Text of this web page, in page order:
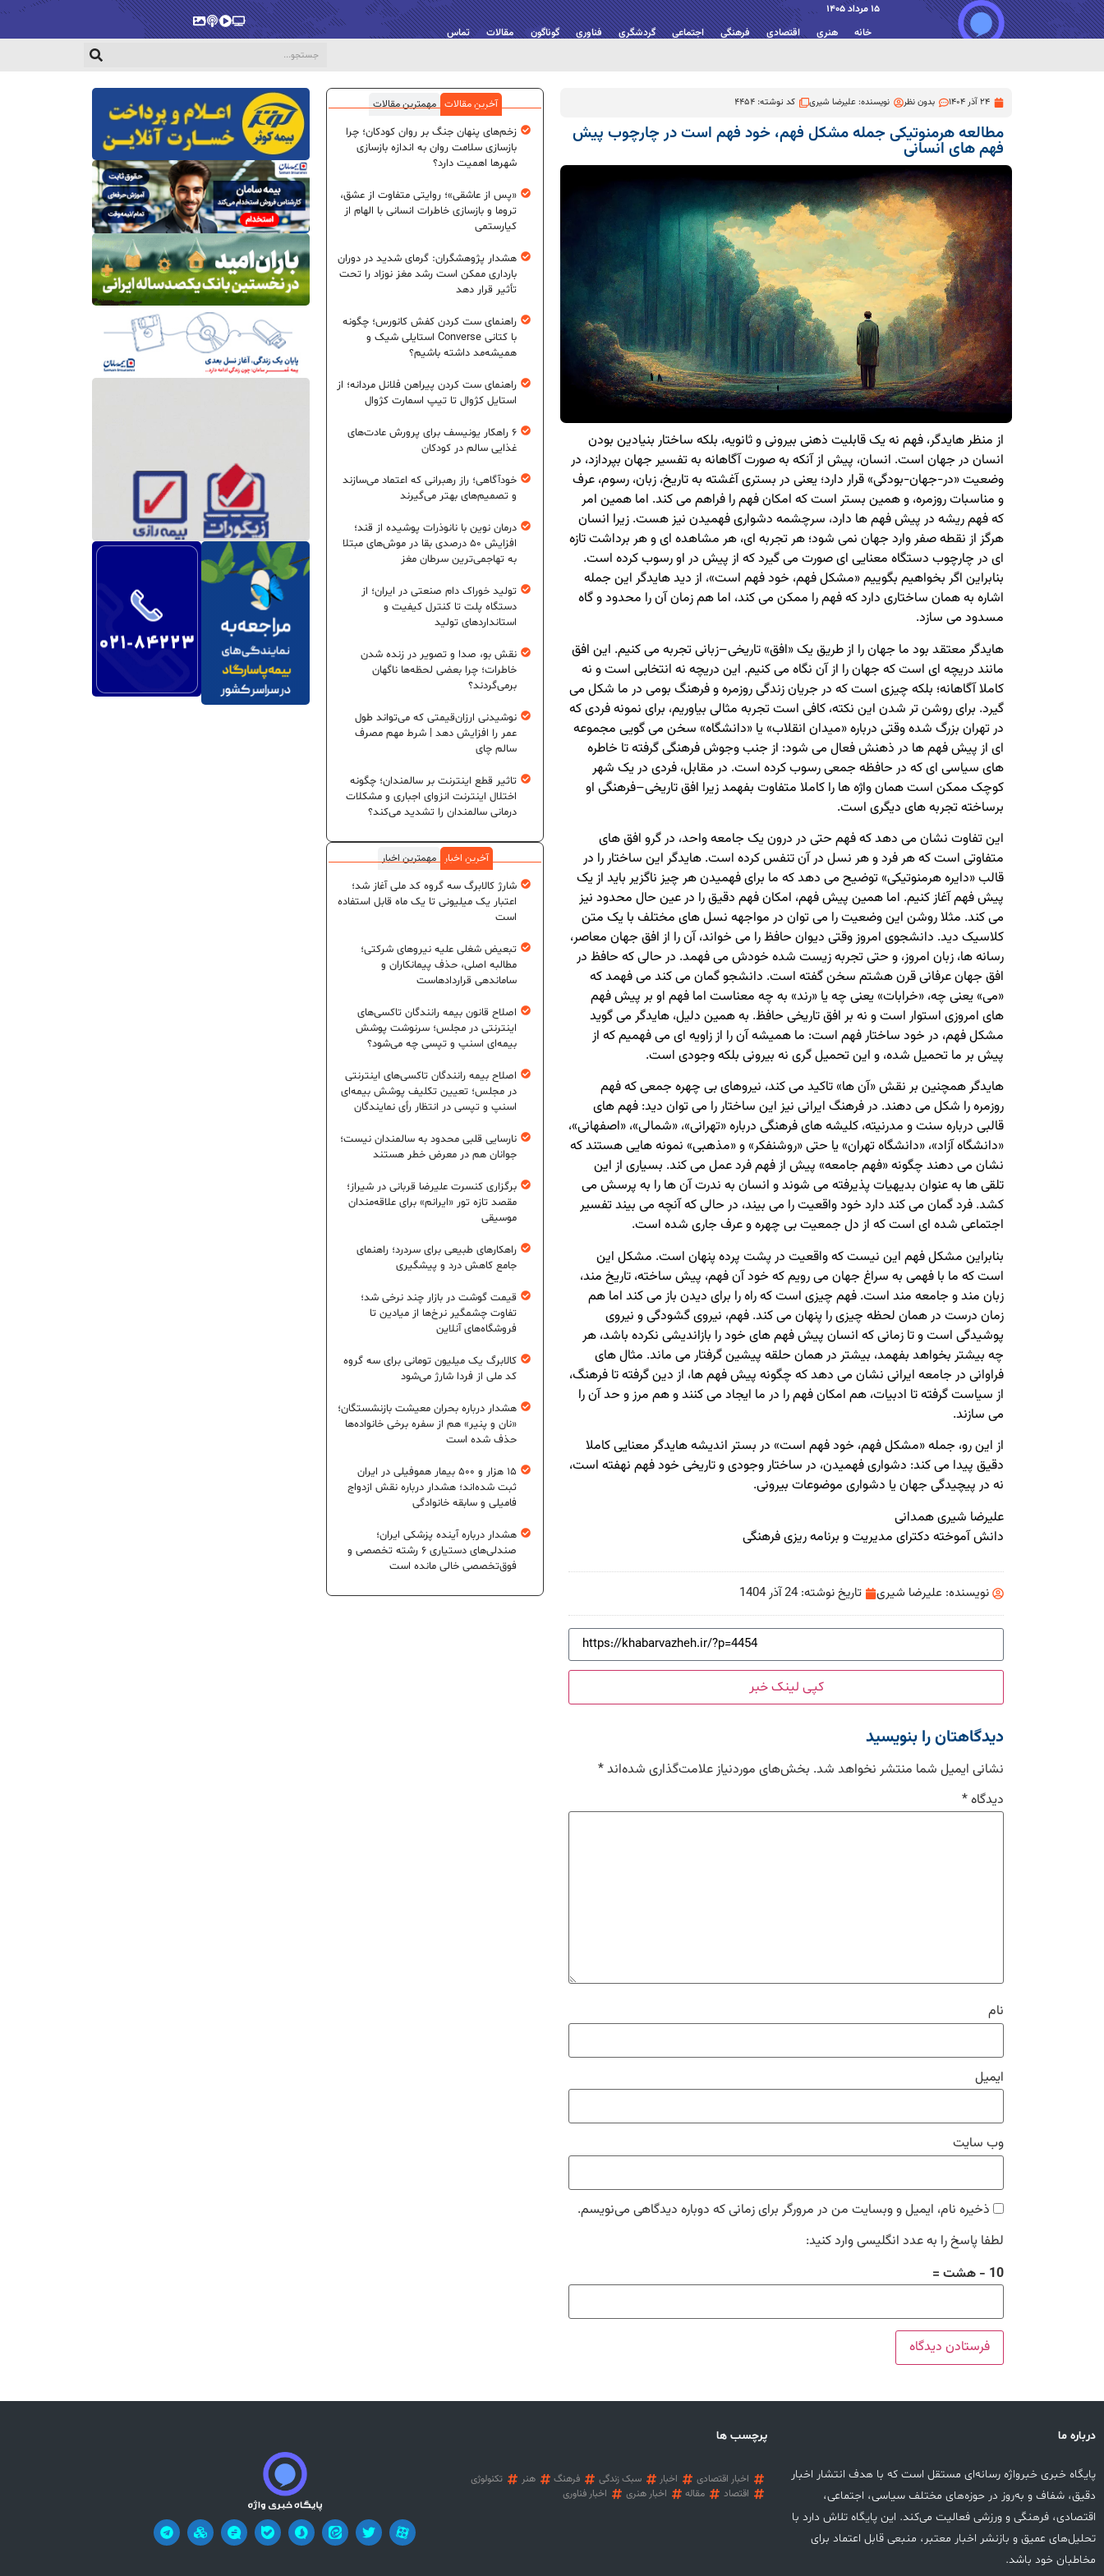
15 مرداد 1405
خانه هنری اقتصادی فرهنگی اجتماعی گردشگری فناوری گوناگون مقالات تماس
پخش‌زندهویدیو
پادکستگالری
24 آذر 1404 بدون نظر نویسنده:علیرضا شیری کد نوشته: 4454
مطالعه هرمنوتیکی جمله مشکل فهم، خود فهم است در چارچوب پیش
فهم های انسانی
از منظر هایدگر، فهم نه یک قابلیت ذهنی بیرونی و ثانویه، بلکه ساختار بنیادین بودن
انسان در جهان است. انسان، پیش از آنکه به صورت آگاهانه به تفسیر جهان بپردازد، در
وضعیت «در-جهان-بودگی» قرار دارد؛ یعنی در بستری آغشته به تاریخ، زبان، رسوم، عرف
و مناسبات روزمره، و همین بستر است که امکان فهم را فراهم می کند. اما همین امر
که فهم ریشه در پیش فهم ها دارد، سرچشمه دشواری فهمیدن نیز هست. زیرا انسان
هرگز از نقطه صفر وارد جهان نمی شود؛ هر تجربه ای، هر مشاهده ای و هر برداشت تازه
ای در چارچوب دستگاه معنایی ای صورت می گیرد که از پیش در او رسوب کرده است.
بنابراین اگر بخواهیم بگوییم «مشکل فهم، خود فهم است»، از دید هایدگر این جمله
اشاره به همان ساختاری دارد که فهم را ممکن می کند، اما هم زمان آن را محدود و گاه
مسدود می سازد.
هایدگر معتقد بود ما جهان را از طریق یک «افق» تاریخی–زبانی تجربه می کنیم. این افق
مانند دریچه ای است که جهان را از آن نگاه می کنیم. این دریچه نه انتخابی است و نه
کاملا آگاهانه؛ بلکه چیزی است که در جریان زندگی روزمره و فرهنگ بومی در ما شکل می
گیرد. برای روشن تر شدن این نکته، کافی است تجربه مثالی بیاوریم، برای نمونه فردی که
در تهران بزرگ شده وقتی درباره «میدان انقلاب» یا «دانشگاه» سخن می گویی مجموعه
ای از پیش فهم ها در ذهنش فعال می شود: از جنب وجوش فرهنگی گرفته تا خاطره
های سیاسی ای که در حافظه جمعی رسوب کرده است. در مقابل، فردی در یک شهر
کوچک ممکن است همان واژه ها را کاملا متفاوت بفهمد زیرا افق تاریخی–فرهنگی او
برساخته تجربه های دیگری است.
این تفاوت نشان می دهد که فهم حتی در درون یک جامعه واحد، در گرو افق های
متفاوتی است که هر فرد و هر نسل در آن تنفس کرده است. هایدگر این ساختار را در
قالب «دایره هرمنوتیکی» توضیح می دهد که ما برای فهمیدن هر چیز ناگزیر باید از یک
پیش فهم آغاز کنیم. اما همین پیش فهم، امکان فهم دقیق را در عین حال محدود نیز
می کند. مثلا روشن این وضعیت را می توان در مواجهه نسل های مختلف با یک متن
کلاسیک دید. دانشجوی امروز وقتی دیوان حافظ را می خواند، آن را از افق جهان معاصر،
رسانه ها، زبان امروز، و حتی تجربه زیست شده خودش می فهمد. در حالی که حافظ در
افق جهان عرفانی قرن هشتم سخن گفته است. دانشجو گمان می کند می فهمد که
«می» یعنی چه، «خرابات» یعنی چه یا «رند» به چه معناست اما فهم او بر پیش فهم
های امروزی استوار است و نه بر افق تاریخی حافظ. به همین دلیل، هایدگر می گوید
مشکل فهم، در خود ساختار فهم است: ما همیشه آن را از زاویه ای می فهمیم که از
پیش بر ما تحمیل شده، و این تحمیل گری نه بیرونی بلکه وجودی است.
هایدگر همچنین بر نقش «آن ها» تاکید می کند، نیروهای بی چهره جمعی که فهم
روزمره را شکل می دهند. در فرهنگ ایرانی نیز این ساختار را می توان دید: فهم های
قالبی درباره سنت و مدرنیته، کلیشه های فرهنگی درباره «تهرانی»، «شمالی»، «اصفهانی»،
«دانشگاه آزاد»، «دانشگاه تهران» یا حتی «روشنفکر» و «مذهبی» نمونه هایی هستند که
نشان می دهند چگونه «فهم جامعه» پیش از فهم فرد عمل می کند. بسیاری از این
تلقی ها به عنوان بدیهیات پذیرفته می شوند و انسان به ندرت آن ها را به پرسش می
کشد. فرد گمان می کند دارد خود واقعیت را می بیند، در حالی که آنچه می بیند تفسیر
اجتماعی شده ای است که از دل جمعیت بی چهره و عرف جاری شده است.
بنابراین مشکل فهم این نیست که واقعیت در پشت پرده پنهان است. مشکل این
است که ما با فهمی به سراغ جهان می رویم که خود آن فهم، پیش ساخته، تاریخ مند،
زبان مند و جامعه مند است. فهم چیزی است که راه را برای دیدن باز می کند اما هم
زمان درست در همان لحظه چیزی را پنهان می کند. فهم، نیروی گشودگی و نیروی
پوشیدگی است و تا زمانی که انسان پیش فهم های خود را بازاندیشی نکرده باشد، هر
چه بیشتر بخواهد بفهمد، بیشتر در همان حلقه پیشین گرفتار می ماند. مثال های
فراوانی در جامعه ایرانی نشان می دهد که چگونه پیش فهم ها، از دین گرفته تا فرهنگ،
از سیاست گرفته تا ادبیات، هم امکان فهم را در ما ایجاد می کنند و هم مرز و حد آن را
می سازند.
از این رو، جمله «مشکل فهم، خود فهم است» در بستر اندیشه هایدگر معنایی کاملا
دقیق پیدا می کند: دشواری فهمیدن، در ساختار وجودی و تاریخی خود فهم نهفته است،
نه در پیچیدگی جهان یا دشواری موضوعات بیرونی.
علیرضا شیری همدانی
دانش آموخته دکترای مدیریت و برنامه ریزی فرهنگی
نویسنده: علیرضا شیری تاریخ نوشته: 24 آذر 1404
کپی لینک خبر
دیدگاهتان را بنویسید
نشانی ایمیل شما منتشر نخواهد شد. بخش‌های موردنیاز علامت‌گذاری شده‌اند*
دیدگاه*
نام
ایمیل
وب‌ سایت
ذخیره نام، ایمیل و وبسایت من در مرورگر برای زمانی که دوباره دیدگاهی می‌نویسم.
لطفا پاسخ را به عدد انگلیسی وارد کنید:
10 − هشت =
آخرین مقالات مهمترین مقالات
زخم‌های پنهان جنگ بر روان کودکان؛ چرا
بازسازی سلامت روان به اندازه بازسازی
شهرها اهمیت دارد؟
«پس از عاشقی»؛ روایتی متفاوت از عشق،
تروما و بازسازی خاطرات انسانی با الهام از
کیارستمی
هشدار پژوهشگران: گرمای شدید در دوران
بارداری ممکن است رشد مغز نوزاد را تحت
تأثیر قرار دهد
راهنمای ست کردن کفش کانورس؛ چگونه
با کتانی Converse استایلی شیک و
همیشه‌مد داشته باشیم؟
راهنمای ست کردن پیراهن فلانل مردانه؛ از
استایل کژوال تا تیپ اسمارت کژوال
۶ راهکار یونیسف برای پرورش عادت‌های
غذایی سالم در کودکان
خودآگاهی؛ راز رهبرانی که اعتماد می‌سازند
و تصمیم‌های بهتر می‌گیرند
درمان نوین با نانوذرات پوشیده از قند؛
افزایش ۵۰ درصدی بقا در موش‌های مبتلا
به تهاجمی‌ترین سرطان مغز
تولید خوراک دام صنعتی در ایران؛ از
دستگاه پلت تا کنترل کیفیت و
استانداردهای تولید
نقش بو، صدا و تصویر در زنده شدن
خاطرات؛ چرا بعضی لحظه‌ها ناگهان
برمی‌گردند؟
نوشیدنی ارزان‌قیمتی که می‌تواند طول
عمر را افزایش دهد | شرط مهم مصرف
سالم چای
تاثیر قطع اینترنت بر سالمندان؛ چگونه
اختلال اینترنت انزوای اجباری و مشکلات
درمانی سالمندان را تشدید می‌کند؟
آخرین اخبار
مهمترین اخبار
شارژ کالابرگ سه گروه کد ملی آغاز شد؛
اعتبار یک میلیونی تا یک ماه قابل استفاده
است
تبعیض شغلی علیه نیروهای شرکتی؛
مطالبه اصلی، حذف پیمانکاران و
ساماندهی قراردادهاست
اصلاح قانون بیمه رانندگان تاکسی‌های
اینترنتی در مجلس؛ سرنوشت پوشش
بیمه‌ای اسنپ و تپسی چه می‌شود؟
اصلاح بیمه رانندگان تاکسی‌های اینترنتی
در مجلس؛ تعیین تکلیف پوشش بیمه‌ای
اسنپ و تپسی در انتظار رأی نمایندگان
نارسایی قلبی محدود به سالمندان نیست؛
جوانان هم در معرض خطر هستند
برگزاری کنسرت علیرضا قربانی در شیراز؛
مقصد تازه تور «ایرانم» برای علاقه‌مندان
موسیقی
راهکارهای طبیعی برای سردرد؛ راهنمای
جامع کاهش درد و پیشگیری
قیمت گوشت در بازار چند نرخی شد؛
تفاوت چشمگیر نرخ‌ها از میادین تا
فروشگاه‌های آنلاین
کالابرگ یک میلیون تومانی برای سه گروه
کد ملی از فردا شارژ می‌شود
هشدار درباره بحران معیشت بازنشستگان؛
«نان و پنیر» هم از سفره برخی خانواده‌ها
حذف شده است
۱۵ هزار و ۵۰۰ بیمار هموفیلی در ایران
ثبت شده‌اند؛ هشدار درباره نقش ازدواج
فامیلی و سابقه خانوادگی
هشدار درباره آینده پزشکی ایران؛
صندلی‌های دستیاری ۶ رشته تخصصی و
فوق‌تخصصی خالی مانده است
درباره ما
پایگاه خبری خبرواژه رسانه‌ای مستقل است که با هدف انتشار اخبار
دقیق، شفاف و به‌روز در حوزه‌های مختلف سیاسی، اجتماعی،
اقتصادی، فرهنگی و ورزشی فعالیت می‌کند. این پایگاه تلاش دارد با
تحلیل‌های عمیق و بازنشر اخبار معتبر، منبعی قابل اعتماد برای
مخاطبان خود باشد.
پرچسب ها
اخبار اقتصادی اخبار سبک زندگی فرهنگ هنر
تکنولوژی
اقتصاد
مقاله اخبار هنری اخبار فناوری